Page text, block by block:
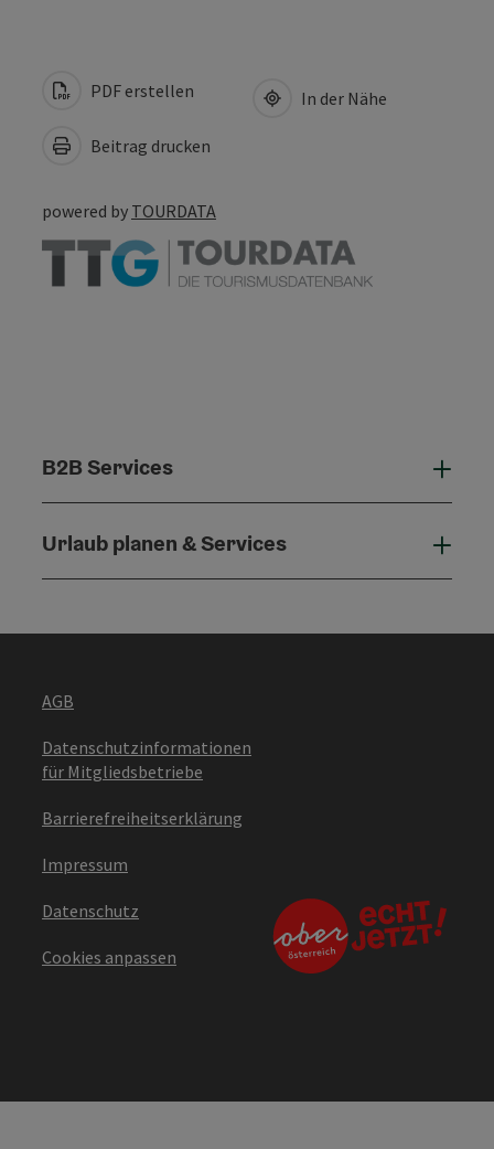
PDF erstellen
Beitrag drucken
In der Nähe
powered by TOURDATA
B2B Services
Urlaub planen & Services
AGB
Datenschutzinformationen
für Mitgliedsbetriebe
Barrierefreiheitserklärung
Impressum
Datenschutz
Cookies anpassen